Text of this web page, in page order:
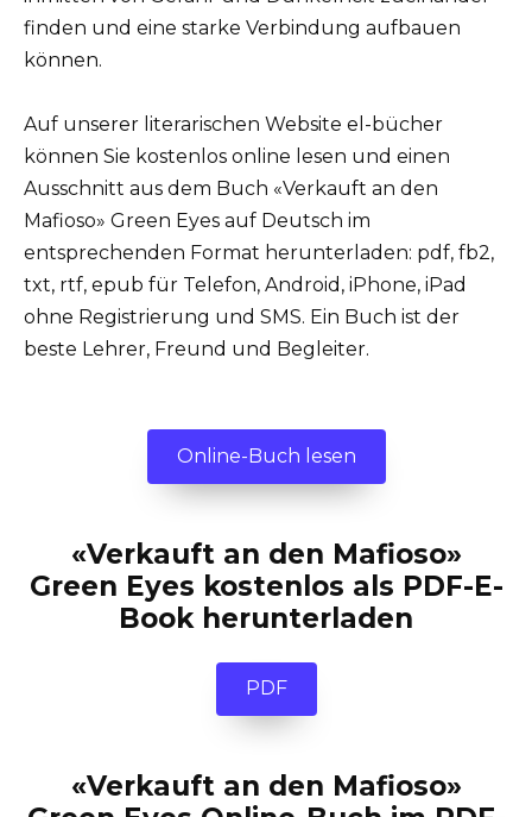
finden und eine starke Verbindung aufbauen
können.
Auf unserer literarischen Website el-bücher
können Sie kostenlos online lesen und einen
Ausschnitt aus dem Buch «Verkauft an den
Mafioso» Green Eyes auf Deutsch im
entsprechenden Format herunterladen: pdf, fb2,
txt, rtf, epub für Telefon, Android, iPhone, iPad
ohne Registrierung und SMS. Ein Buch ist der
beste Lehrer, Freund und Begleiter.
Online-Buch lesen
«Verkauft an den Mafioso»
Green Eyes kostenlos als PDF-E-
Book herunterladen
PDF
«Verkauft an den Mafioso»